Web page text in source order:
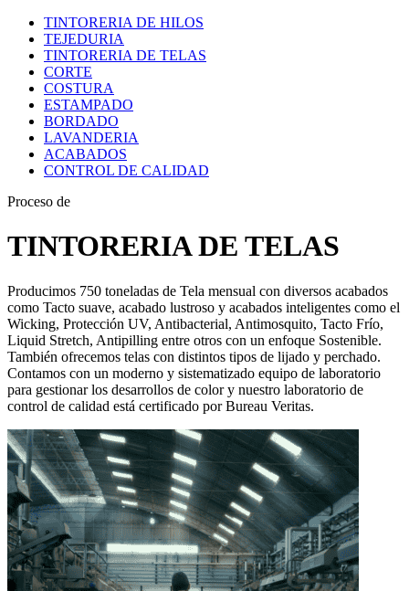
TINTORERIA DE HILOS
TEJEDURIA
TINTORERIA DE TELAS
CORTE
COSTURA
ESTAMPADO
BORDADO
LAVANDERIA
ACABADOS
CONTROL DE CALIDAD
Proceso de
TINTORERIA DE TELAS
Producimos 750 toneladas de Tela mensual con diversos acabados
como Tacto suave, acabado lustroso y acabados inteligentes como el
Wicking, Protección UV, Antibacterial, Antimosquito, Tacto Frío,
Liquid Stretch, Antipilling entre otros con un enfoque Sostenible.
También ofrecemos telas con distintos tipos de lijado y perchado.
Contamos con un moderno y sistematizado equipo de laboratorio
para gestionar los desarrollos de color y nuestro laboratorio de
control de calidad está certificado por Bureau Veritas.